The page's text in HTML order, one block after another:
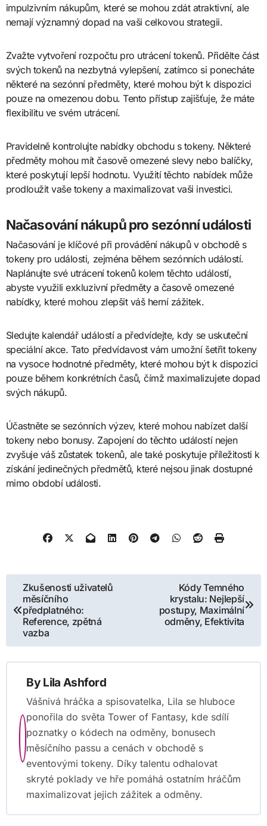
impulzivním nákupům, které se mohou zdát atraktivní, ale
nemají významný dopad na vaši celkovou strategii.
Zvažte vytvoření rozpočtu pro utrácení tokenů. Přidělte část
svých tokenů na nezbytná vylepšení, zatímco si ponecháte
některé na sezónní předměty, které mohou být k dispozici
pouze na omezenou dobu. Tento přístup zajišťuje, že máte
flexibilitu ve svém utrácení.
Pravidelně kontrolujte nabídky obchodu s tokeny. Některé
předměty mohou mít časově omezené slevy nebo balíčky,
které poskytují lepší hodnotu. Využití těchto nabídek může
prodloužit vaše tokeny a maximalizovat vaši investici.
Načasování nákupů pro sezónní události
Načasování je klíčové při provádění nákupů v obchodě s
tokeny pro události, zejména během sezónních událostí.
Naplánujte své utrácení tokenů kolem těchto událostí,
abyste využili exkluzivní předměty a časově omezené
nabídky, které mohou zlepšit váš herní zážitek.
Sledujte kalendář událostí a předvídejte, kdy se uskuteční
speciální akce. Tato předvídavost vám umožní šetřit tokeny
na vysoce hodnotné předměty, které mohou být k dispozici
pouze během konkrétních časů, čímž maximalizujete dopad
svých nákupů.
Účastněte se sezónních výzev, které mohou nabízet další
tokeny nebo bonusy. Zapojení do těchto událostí nejen
zvyšuje váš zůstatek tokenů, ale také poskytuje příležitosti k
získání jedinečných předmětů, které nejsou jinak dostupné
mimo období události.
Post
navigation
Zkušenosti uživatelů
měsíčního
předplatného:
Reference, zpětná
vazba
Kódy Temného
krystalu: Nejlepší
postupy, Maximální
odměny, Efektivita
By Lila Ashford
Vášnivá hráčka a spisovatelka, Lila se hluboce
ponořila do světa Tower of Fantasy, kde sdílí
poznatky o kódech na odměny, bonusech
měsíčního passu a cenách v obchodě s
eventovými tokeny. Díky talentu odhalovat
skryté poklady ve hře pomáhá ostatním hráčům
maximalizovat jejich zážitek a odměny.